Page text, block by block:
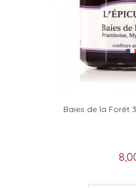
Baies de la Forêt